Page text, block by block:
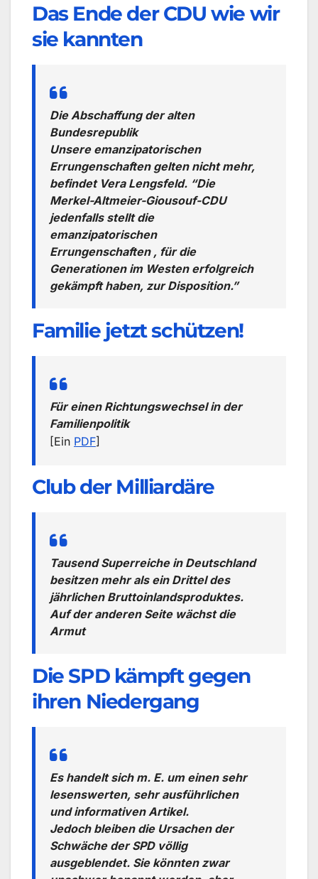
Das Ende der CDU wie wir
sie kannten
Die Abschaffung der alten
Bundesrepublik
Unsere emanzipatorischen
Errungenschaften gelten nicht mehr,
befindet Vera Lengsfeld. “Die
Merkel-Altmeier-Giousouf-CDU
jedenfalls stellt die
emanzipatorischen
Errungenschaften , für die
Generationen im Westen erfolgreich
gekämpft haben, zur Disposition.”
Familie jetzt schützen!
Für einen Richtungswechsel in der
Familienpolitik
[Ein PDF]
Club der Milliardäre
Tausend Superreiche in Deutschland
besitzen mehr als ein Drittel des
jährlichen Bruttoinlandsproduktes.
Auf der anderen Seite wächst die
Armut
Die SPD kämpft gegen
ihren Niedergang
Es handelt sich m. E. um einen sehr
lesenswerten, sehr ausführlichen
und informativen Artikel.
Jedoch bleiben die Ursachen der
Schwäche der SPD völlig
ausgeblendet. Sie könnten zwar